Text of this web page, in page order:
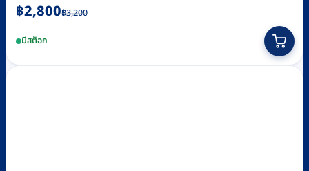
฿3,200
Original
was:
฿3,200.
฿2,800
Current
is:
฿2,800.
มีสต็อก